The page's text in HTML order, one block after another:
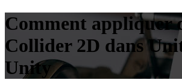
Comment appliquer
Collider 2D dans
Unity